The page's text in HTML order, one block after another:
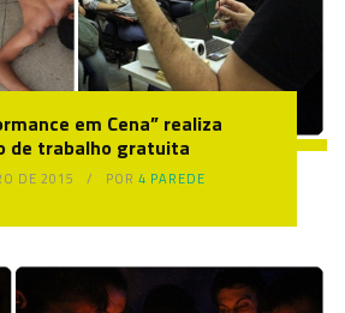
em Cena” realiza
de trabalho gratuita
DE 2015 POR4 PAREDE